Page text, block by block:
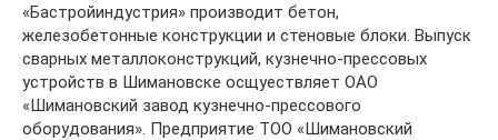
«Бастройиндустрия» производит бетон,
железобетонные конструкции и стеновые блоки. Выпуск
сварных металлоконструкций, кузнечно-прессовых
устройств в Шимановске осщуествляет ОАО
«Шимановский завод кузнечно-прессового
оборудования». Предприятие ТОО «Шимановский